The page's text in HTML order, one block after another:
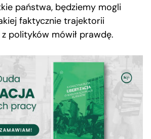
państwa, będziemy mogli
faktycznie trajektorii
polityków mówił prawdę.